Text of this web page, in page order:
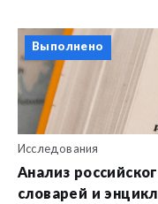
Выполнено
Исследования
Анализ
словарей и